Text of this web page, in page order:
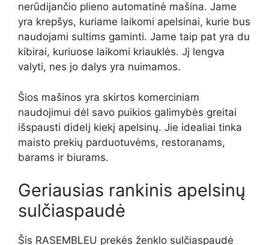
nerūdijančio plieno automatinė mašina. Jame
yra krepšys, kuriame laikomi apelsinai, kurie bus
naudojami sultims gaminti. Jame taip pat yra du
kibirai, kuriuose laikomi kriauklės. Jį lengva
valyti, nes jo dalys yra nuimamos.
Šios mašinos yra skirtos komerciniam
naudojimui dėl savo puikios galimybės greitai
išspausti didelį kiekį apelsinų. Jie idealiai tinka
maisto prekių parduotuvėms, restoranams,
barams ir biurams.
Geriausias rankinis apelsinų
sulčiaspaudė
Šis RASEMBLEU prekės ženklo sulčiaspaudė